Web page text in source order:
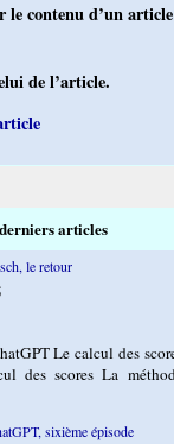
le contenu d’un
de l’article.
articles
le retour
Le calcul des
des scores La
sixième épisode